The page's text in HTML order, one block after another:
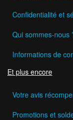
Confidentialité et
Qui sommes-nous
Informations de
Et plus encore
Votre avis
Promotions et